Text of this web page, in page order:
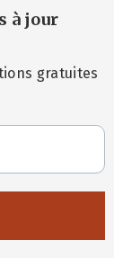
à jour
gratuites